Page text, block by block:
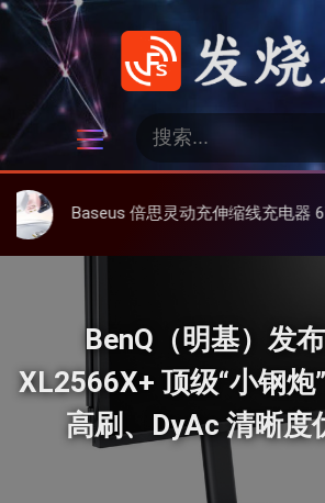
跳
发烧友
：
Baseus 倍思灵动充伸缩线充电器 67W 3C，超耐用可伸缩线、氮化镓、3C多设备同时充
BenQ（明基）发
XL2566X+ 顶级“小钢炮
高刷、DyAc 清晰度